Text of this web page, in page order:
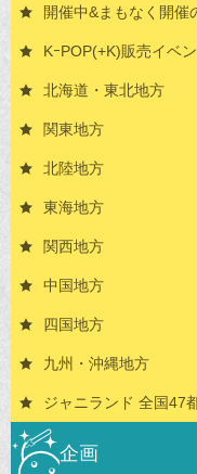
開催中&まもなく開催
KｰPOP(+K)販売イベ
北海道・東北地方
関東地方
北陸地方
東海地方
関西地方
中国地方
四国地方
九州・沖縄地方
ジャニランド 全国47
企画